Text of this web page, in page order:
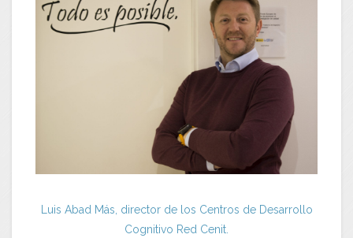
Luis Abad Más, director de los Centros de Desarrollo
Cognitivo Red Cenit.